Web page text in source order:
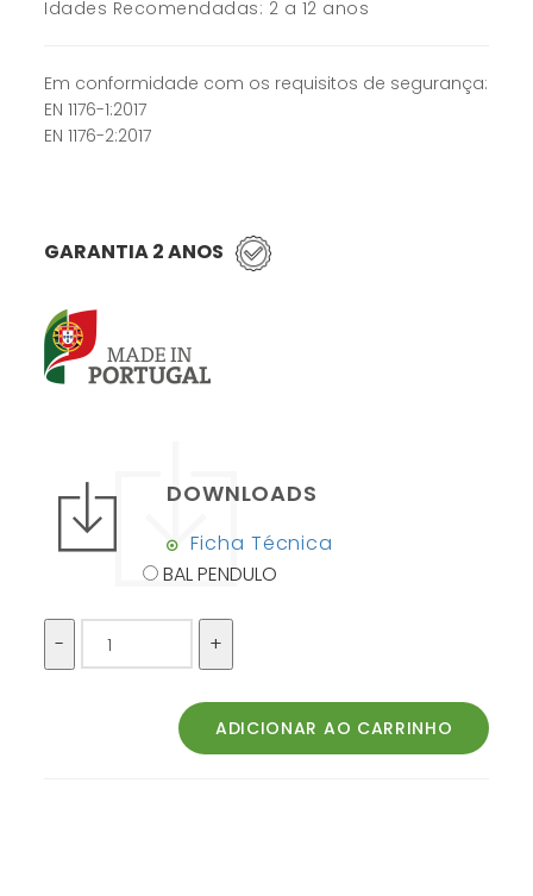
Idades Recomendadas: 2 a 12 anos
Em conformidade com os requisitos de segurança:
EN 1176-1:2017
EN 1176-2:2017
GARANTIA 2 ANOS
DOWNLOADS
Ficha Técnica
BAL PENDULO